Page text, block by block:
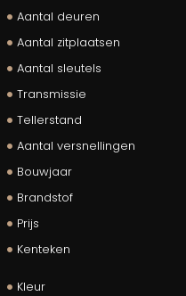
Aantal deuren
Aantal zitplaatsen
Aantal sleutels
Transmissie
Tellerstand
Aantal versnellingen
Bouwjaar
Brandstof
Prijs
Kenteken
Kleur